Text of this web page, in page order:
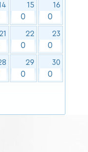
15
0
16
0
22
0
23
0
29
0
30
0